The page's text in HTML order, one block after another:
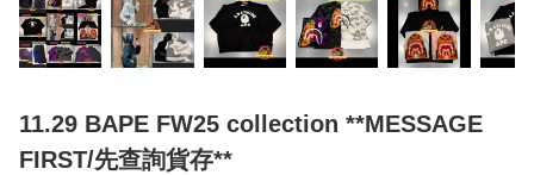
11.29 BAPE FW25 collection **MESSAGE
FIRST/先查詢貨存**